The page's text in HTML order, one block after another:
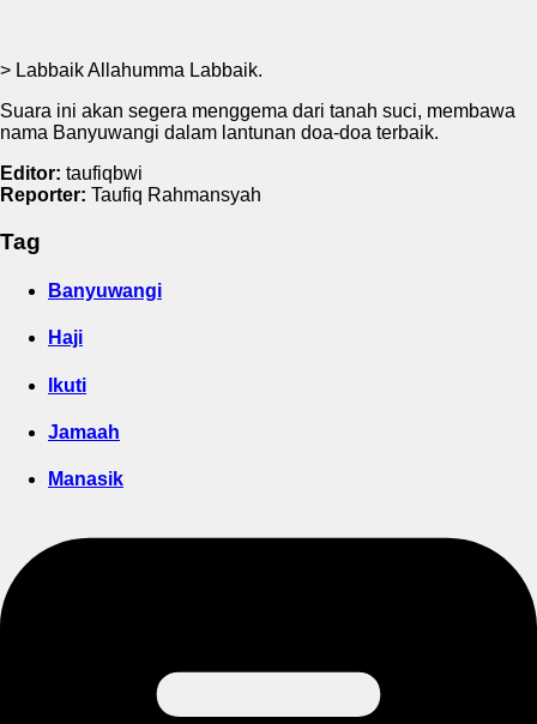
> Labbaik Allahumma Labbaik.
Suara ini akan segera menggema dari tanah suci, membawa
nama Banyuwangi dalam lantunan doa-doa terbaik.
Editor: taufiqbwi
Reporter: Taufiq Rahmansyah
Tag
Banyuwangi
Haji
Ikuti
Jamaah
Manasik